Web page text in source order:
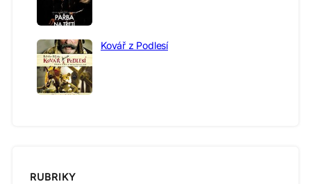
Kovář z Podlesí
RUBRIKY